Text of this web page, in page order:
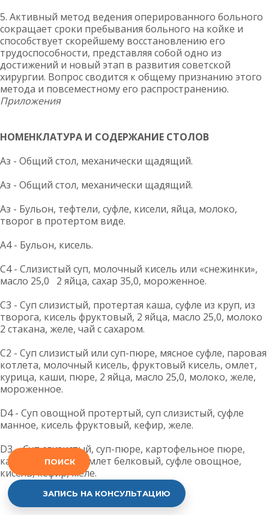
5. Активный метод ведения оперированного больного
сокращает сроки пребывания больного на койке и
способствует скорейшему восстановлению его
трудоспособности, представляя собой одно из
достижений и новый этап в развития советской
хирургии. Вопрос сводится к общему признанию этого
метода и повсеместному его распространению.
Приложения
НОМЕНКЛАТУРА И СОДЕРЖАНИЕ СТОЛОВ
Аз - Общий стол, механически щадящий.
Аз - Общий стол, механически щадящий.
Аз - Бульон, тефтели, суфле, кисели, яйца, молоко,
творог в протертом виде.
А4 - Бульон, кисель.
С4 - Слизистый суп, молочный кисель или «снежинки»,
масло 25,0 2 яйца, сахар 35,0, мороженное.
С3 - Суп слизистый, протертая каша, суфле из круп, из
творога, кисель фруктовый, 2 яйца, масло 25,0, молоко
2 стакана, желе, чай с сахаром.
С2 - Суп слизистый или суп-пюре, мясное суфле, паровая
котлета, молочный кисель, фруктовый кисель, омлет,
курица, каши, пюре, 2 яйца, масло 25,0, молоко, желе,
мороженное.
D4 - Суп овощной протертый, суп слизистый, суфле
манное, кисель фруктовый, кефир, желе.
D3 – Суп слизистый, суп-пюре, картофельное пюре,
каша протертая, омлет белковый, суфле овощное,
кисель, кефир, желе.
ПОИСК
ЗАПИСЬ НА КОНСУЛЬТАЦИЮ